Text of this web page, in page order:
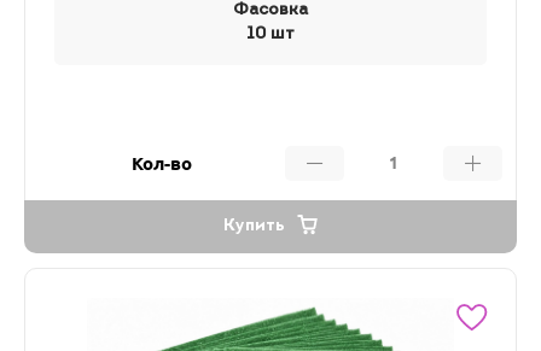
Фасовка
10 шт
Кол-во
Купить